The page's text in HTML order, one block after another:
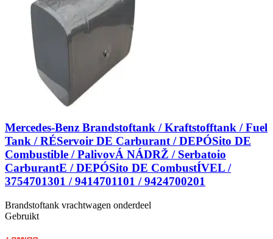
Mercedes-Benz Brandstoftank / Kraftstofftank / Fuel
Tank / RÉServoir DE Carburant / DEPÓSito DE
Combustible / PalivovÁ NÁDRŽ / Serbatoio
CarburantE / DEPÓSito DE CombustÍVEL /
3754701301 / 9414701101 / 9424700201
Brandstoftank vrachtwagen onderdeel
Gebruikt